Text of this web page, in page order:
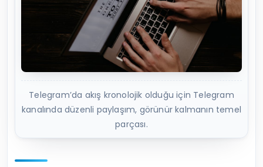
Telegram’da akış kronolojik olduğu için Telegram
kanalında düzenli paylaşım, görünür kalmanın temel
parçası.